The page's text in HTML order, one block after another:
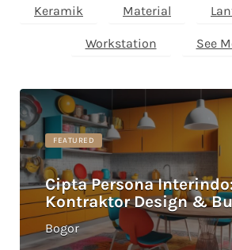
Keramik Material
Workstation See
FEATURED
Cipta Persona
Kontraktor Design &
Bogor